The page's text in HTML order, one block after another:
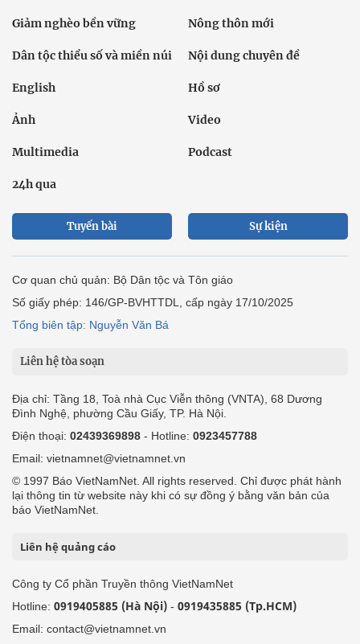
Giảm nghèo bền vững Nông thôn mới
Dân tộc thiểu số và miền núi Nội dung chuyên đề
English Hồ sơ
Ảnh Video
Multimedia Podcast
24h qua
Tuyến bài Sự kiện
Cơ quan chủ quản: Bộ Dân tộc và Tôn giáo
Số giấy phép: 146/GP-BVHTTDL, cấp ngày 17/10/2025
Tổng biên tập: Nguyễn Văn Bá
Liên hệ tòa soạn
Địa chỉ: Tầng 18, Toà nhà Cục Viễn thông (VNTA), 68 Dương
Đình Nghệ, phường Cầu Giấy, TP. Hà Nội.
Điện thoại: 02439369898 - Hotline: 0923457788
Email: vietnamnet@vietnamnet.vn
© 1997 Báo VietNamNet. All rights reserved. Chỉ được phát hành
lại thông tin từ website này khi có sự đồng ý bằng văn bản của
báo VietNamNet.
Liên hệ quảng cáo
Công ty Cổ phần Truyền thông VietNamNet
Hotline: 0919405885 (Hà Nội) - 0919435885 (Tp.HCM)
Email: contact@vietnamnet.vn